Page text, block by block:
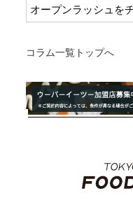
オープンラッシュを
コラム一覧トップへ